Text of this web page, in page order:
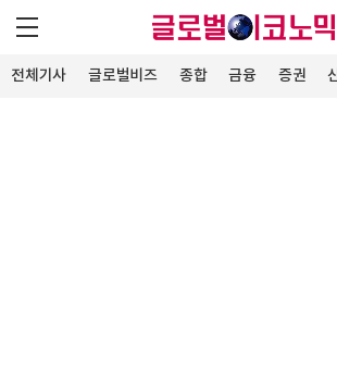
전체기사 글로벌비즈 종합 금융 증권